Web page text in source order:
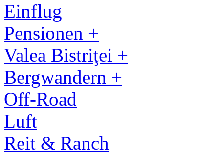
Einflug
Pensionen +
Valea Bistriţei +
Bergwandern +
Off-Road
Luft
Reit & Ranch